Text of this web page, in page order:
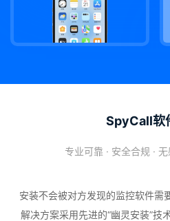
SpyCall软
专业可靠 · 安全合规 ·
安装不会被对方发现的监控软件需
解决方案采用先进的“幽灵安装”技